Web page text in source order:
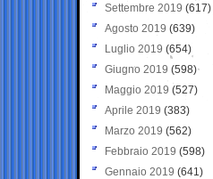
Settembre 2019 (617)
Agosto 2019 (639)
Luglio 2019 (654)
Giugno 2019 (598)
Maggio 2019 (527)
Aprile 2019 (383)
Marzo 2019 (562)
Febbraio 2019 (598)
Gennaio 2019 (641)